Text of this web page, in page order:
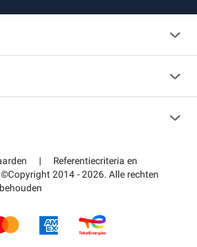
|
Referentiecriteria en
©Copyright 2014 - 2026. Alle rechten